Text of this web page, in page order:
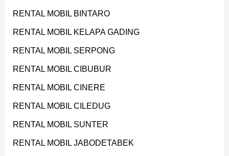
RENTAL MOBIL BINTARO
RENTAL MOBIL KELAPA GADING
RENTAL MOBIL SERPONG
RENTAL MOBIL CIBUBUR
RENTAL MOBIL CINERE
RENTAL MOBIL CILEDUG
RENTAL MOBIL SUNTER
RENTAL MOBIL JABODETABEK